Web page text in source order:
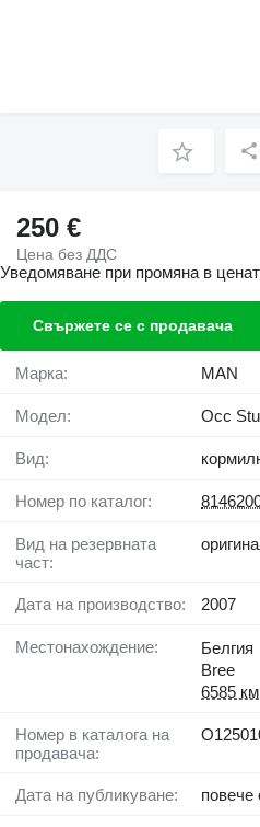
250 €
Цена без ДДС
Уведомяване при промяна в
Свържете се с продавача
Марка: MAN
Модел: Occ
Вид:
Номер по каталог:
Вид на резервната
част:
Дата на производство: 2007
Местонахождение:
Белгия
Bree
6585
Номер в каталога на
продавача:
Дата на публикуване: повече